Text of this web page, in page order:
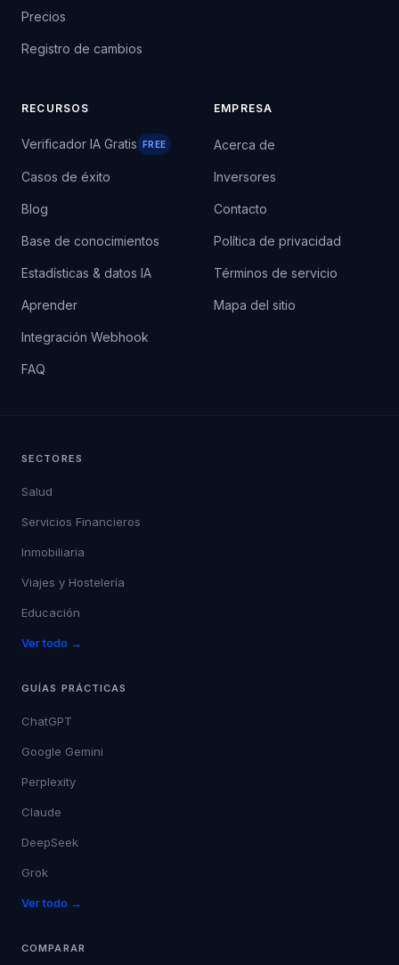
Precios
Registro de cambios
RECURSOS
Verificador IA Gratis FREE
Casos de éxito
Blog
Base de conocimientos
Estadísticas & datos IA
Aprender
Integración Webhook
FAQ
EMPRESA
Acerca de
Inversores
Contacto
Política de privacidad
Términos de servicio
Mapa del sitio
SECTORES
Salud
Servicios Financieros
Inmobiliaria
Viajes y Hostelería
Educación
Ver todo →
GUÍAS PRÁCTICAS
ChatGPT
Google Gemini
Perplexity
Claude
DeepSeek
Grok
Ver todo →
COMPARAR